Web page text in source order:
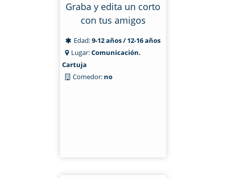
Graba y edita un corto
con tus amigos
Edad:9-12 años / 12-16 años
Lugar:Comunicación.
Cartuja
Comedor: no